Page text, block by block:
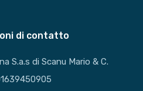
di contatto
S.a.s di Scanu Mario & C.